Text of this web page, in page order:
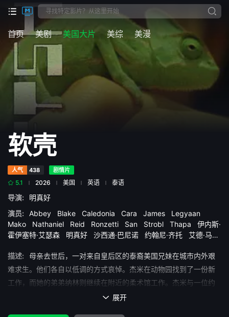
首页 美剧 美国大片 美综 美漫
软壳
人气 438 剧情片
5.1 2026 美国 英语 泰语
导演:
明真好
演员:
Abbey Blake Caledonia Cara James
Legyaan
Mako
Nathaniel Reid Ronzetti San Strobl Thapa
伊内斯·
霍伊塞特·艾瑟森
明真好 沙西通·巴尼诺 约翰尼·齐托
艾德·马龙
描述:
母亲去世后，一对来自皇后区的泰裔美国兄妹在城市内外艰
难求生。他们各自以低调的方式哀悼。杰米在动物园找到了一份新
工作，而她的弟弟纳林则继续在附近的柔术馆工作。杰米与一位约
会对象发生了一次尴尬的互动后，决定计划一次说走就走的旅行，
 展开